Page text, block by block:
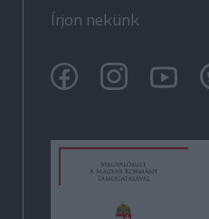
Írjon nekünk